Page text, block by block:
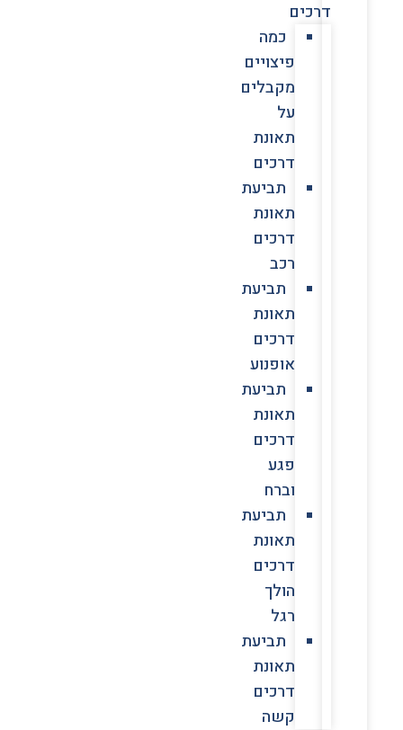
דרכים
כמה
פיצויים
מקבלים
על
תאונת
דרכים
תביעת
תאונת
דרכים
רכב
תביעת
תאונת
דרכים
אופנוע
תביעת
תאונת
דרכים
פגע
וברח
תביעת
תאונת
דרכים
הולך
רגל
תביעת
תאונת
דרכים
קשה